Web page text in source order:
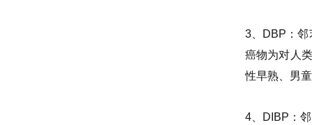
3、DBP：邻
癌物为对人
性早熟、男
4、DIBP：